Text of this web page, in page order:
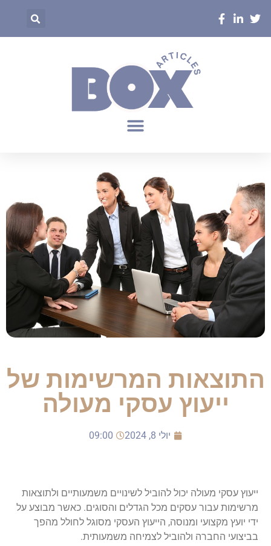
התוצאות המרשימות של
ייעוץ עסקי מעולה
יולי 8, 2024 09:00
ייעוץ עסקי מעולה יכול להוביל לשינויים משמעותיים ולתוצאות
מרשימות עבור עסקים מכל הגדלים והסוגים. כאשר מבוצע על
ידי יועץ מקצועי ומנוסה, הייעוץ העסקי מסוגל לחולל מהפך
בביצועי החברה ולהוביל לצמיחה משמעותית.